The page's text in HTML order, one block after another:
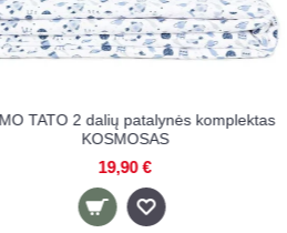
MAMO TATO Premium 2 dalių patalynės
komplektas MIŠKAS
21,90 €